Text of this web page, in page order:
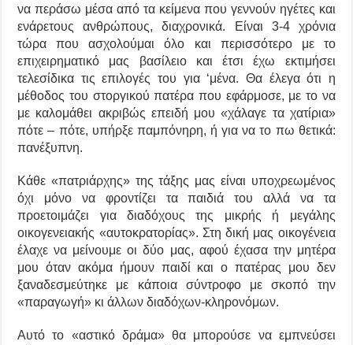
να περάσω μέσα από τα κείμενα που γεννούν ηγέτες και
ενάρετους ανθρώπους, διαχρονικά. Είναι 3-4 χρόνια
τώρα που ασχολούμαι όλο και περισσότερο με το
επιχειρηματικό μας βασίλειο και έτσι έχω εκτιμήσει
τελεσίδικα τις επιλογές του για ‘μένα. Θα έλεγα ότι η
μέθοδος του στοργικού πατέρα που εφάρμοσε, με το να
με καλομάθει ακριβώς επειδή μου «χάλαγε τα χατίρια»
πότε – πότε, υπήρξε παμπόνηρη, ή για να το πω θετικά:
πανέξυπνη.
Κάθε «πατριάρχης» της τάξης μας είναι υποχρεωμένος
όχι μόνο να φροντίζει τα παιδιά του αλλά να τα
προετοιμάζει για διαδόχους της μικρής ή μεγάλης
οικογενειακής «αυτοκρατορίας». Στη δική μας οικογένεια
έλαχε να μείνουμε οι δύο μας, αφού έχασα την μητέρα
μου όταν ακόμα ήμουν παιδί και ο πατέρας μου δεν
ξαναδεσμεύτηκε με κάποια σύντροφο με σκοπό την
«παραγωγή» κι άλλων διαδόχων-κληρονόμων.
Αυτό το «αστικό δράμα» θα μπορούσε να εμπνεύσει